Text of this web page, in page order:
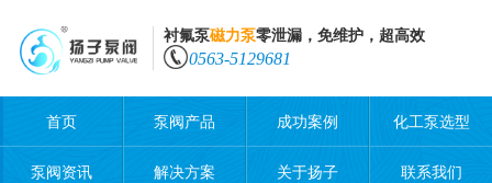
衬氟泵磁力泵零泄漏，免维护，超高效
0563-5129681
首页 泵阀产品 成功案例 化工泵选型
泵阀资讯 解决方案 关于扬子 联系我们